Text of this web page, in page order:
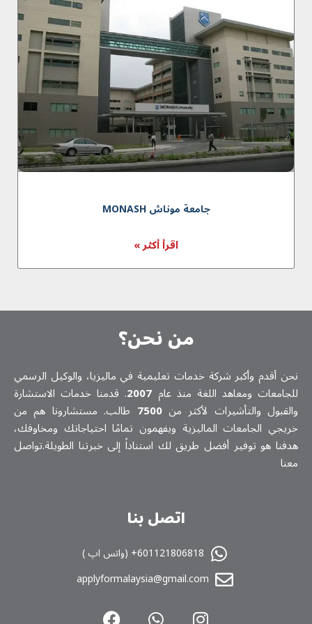
جامعة موناش MONASH
اقرأ أكثر »
من نحن؟
نحن أقدم وأكبر شركة خدمات تعلیمیة في ماليزيا، والوكيل الرسمي
للجامعات ومعاهد اللغة منذ عام 2007. قدمنا خدمات الاستشارة
والقبول والتأشيرات لأكثر من7500 طالب. مستشارونا هم من
خريجي الجامعات الماليزية ويفهمون تمامًا احتياجاتك ومخاوفك،
هدفنا هو توفير أفضل طريق لك استناداً إلى خبرتنا الطويلة.تواصل
معنا
اتصل بنا
601121806818+ (واتس اپ )
applyformalaysia@gmail.com